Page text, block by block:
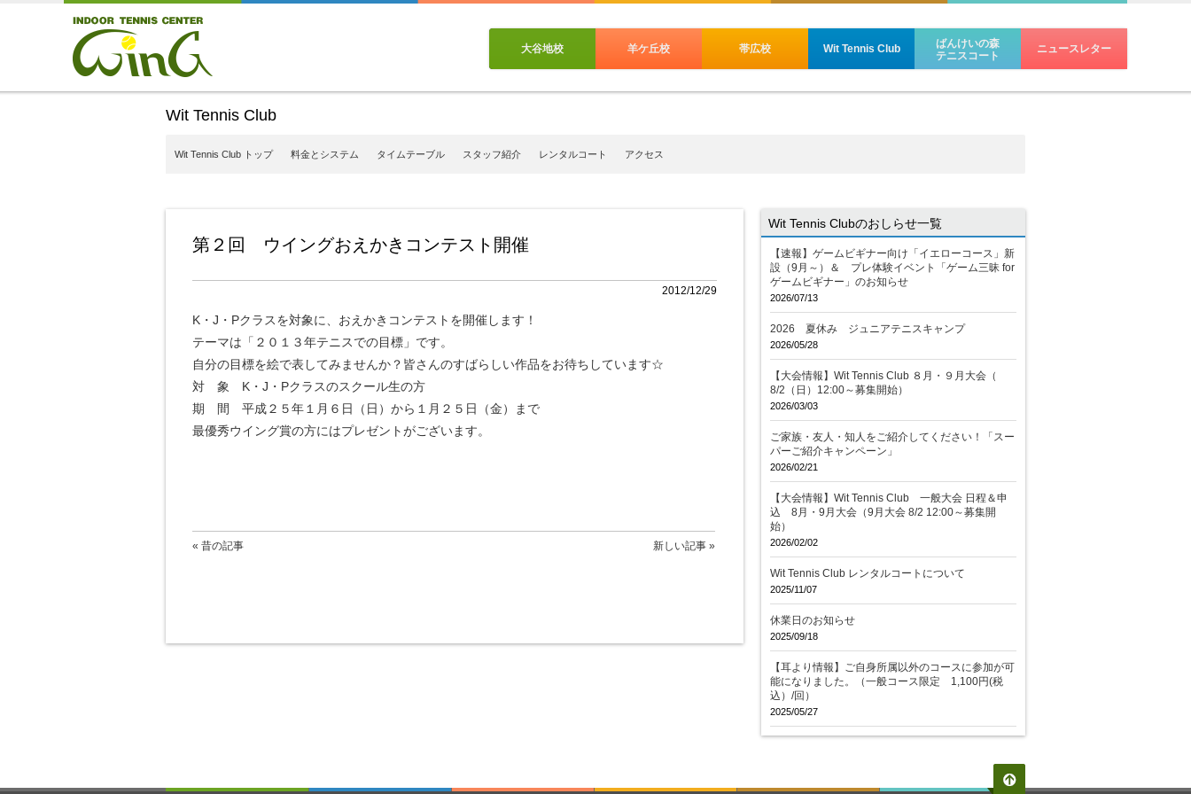
大谷地校 羊ケ丘校 帯広校 Wit Tennis Club
ばんけいの森
テニスコート
ニュースレター
Wit Tennis Club
Wit Tennis Club トップ 料金とシステム タイムテーブル スタッフ紹介 レンタルコート アクセス
第２回 ウイングおえかきコンテスト開催
2012/12/29
K・J・Pクラスを対象に、おえかきコンテストを開催します！
テーマは「２０１３年テニスでの目標」です。
自分の目標を絵で表してみませんか？皆さんのすばらしい作品をお待ちしています☆
対 象 K・J・Pクラスのスクール生の方
期 間 平成２５年１月６日（日）から１月２５日（金）まで
最優秀ウイング賞の方にはプレゼントがございます。
« 昔の記事 新しい記事 »
Wit Tennis Clubのおしらせ一覧
【速報】ゲームビギナー向け「イエローコース」新
設（9月～）＆ プレ体験イベント「ゲーム三昧 for
ゲームビギナー」のお知らせ
2026/07/13
2026 夏休み ジュニアテニスキャンプ
2026/05/28
【大会情報】Wit Tennis Club ８月・９月大会（
8/2（日）12:00～募集開始）
2026/03/03
ご家族・友人・知人をご紹介してください！「スー
パーご紹介キャンペーン」
2026/02/21
【大会情報】Wit Tennis Club 一般大会 日程＆申
込 8月・9月大会（9月大会 8/2 12:00～募集開
始）
2026/02/02
Wit Tennis Club レンタルコートについて
2025/11/07
休業日のお知らせ
2025/09/18
【耳より情報】ご自身所属以外のコースに参加が可
能になりました。（一般コース限定 1,100円(税
込）/回）
2025/05/27